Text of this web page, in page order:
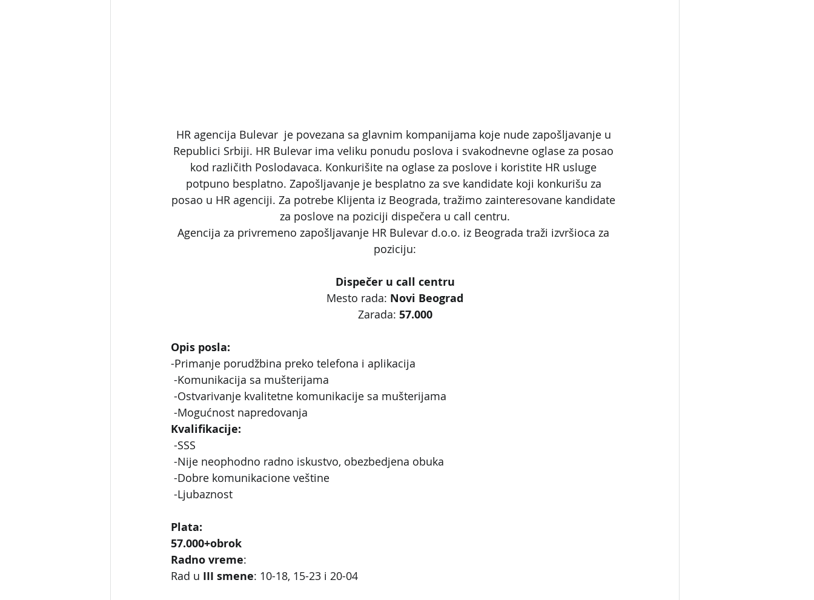
HR agencija Bulevar  je povezana sa glavnim kompanijama koje nude zapošljavanje u
Republici Srbiji. HR Bulevar ima veliku ponudu poslova i svakodnevne oglase za posao
kod različith Poslodavaca. Konkurišite na oglase za poslove i koristite HR usluge
potpuno besplatno. Zapošljavanje je besplatno za sve kandidate koji konkurišu za
posao u HR agenciji. Za potrebe Klijenta iz Beograda, tražimo zainteresovane kandidate
za poslove na poziciji dispečera u call centru.
Agencija za privremeno zapošljavanje HR Bulevar d.o.o. iz Beograda traži izvršioca za
poziciju:
Dispečer u call centru
Mesto rada: Novi Beograd
Zarada: 57.000
Opis posla:
-Primanje porudžbina preko telefona i aplikacija
-Komunikacija sa mušterijama
-Ostvarivanje kvalitetne komunikacije sa mušterijama
-Mogućnost napredovanja
Kvalifikacije:
-SSS
-Nije neophodno radno iskustvo, obezbedjena obuka
-Dobre komunikacione veštine
-Ljubaznost
Plata:
57.000+obrok
Radno vreme:
Rad u III smene: 10-18, 15-23 i 20-04